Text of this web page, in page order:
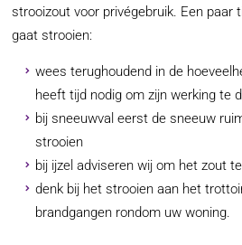
strooizout voor privégebruik. Een paar
gaat strooien:
wees terughoudend in de
heeft tijd nodig om zijn werking te
bij sneeuwval eerst de sneeuw
strooien
bij ijzel adviseren wij om het zout
denk bij het strooien aan het
brandgangen rondom uw woning.